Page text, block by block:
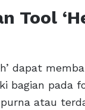
Tool
dapat
bagian pada
atau